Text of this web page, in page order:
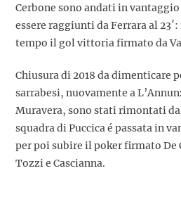
Cerbone sono andati in vantaggio
essere raggiunti da Ferrara al
tempo il gol vittoria firmato da
Chiusura di 2018 da dimenticare
sarrabesi, nuovamente a
Muravera, sono stati rimontati
squadra di Puccica é passata in
per poi subire il poker firmato De
Tozzi e Cascianna.